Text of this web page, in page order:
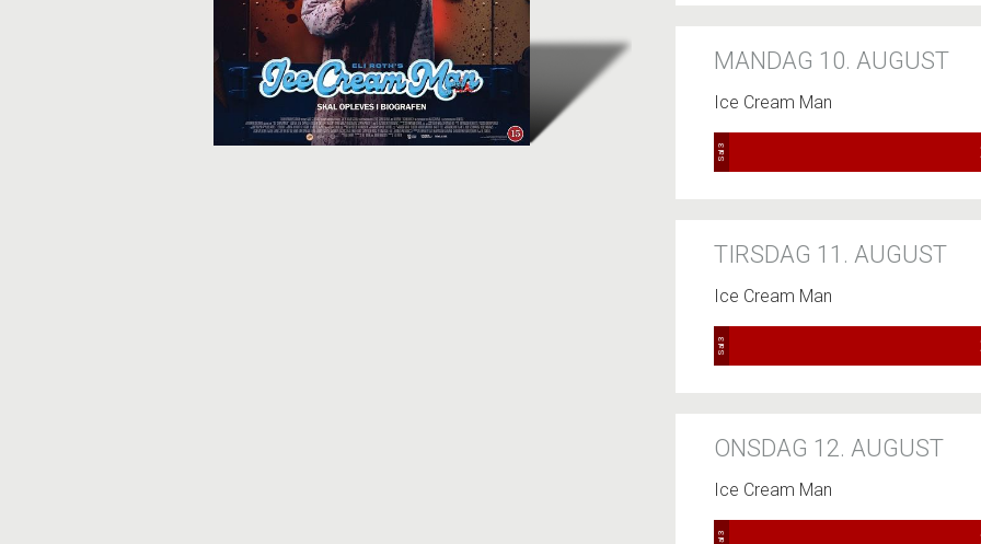
MANDAG 10. AUGUST
Ice Cream Man
Sal 3
TIRSDAG 11. AUGUST
Ice Cream Man
Sal 3
ONSDAG 12. AUGUST
Ice Cream Man
Sal 3